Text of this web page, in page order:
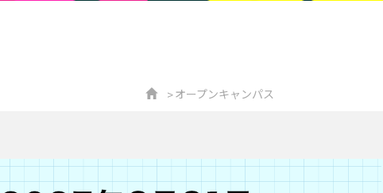
オープンキャンパス